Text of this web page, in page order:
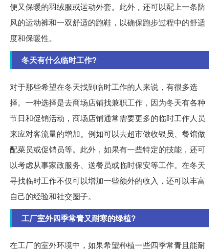
便又保暖的羽绒服或运动外套。此外，还可以配上一条防
风的运动裤和一双舒适的跑鞋，以确保跑步过程中的舒适
度和保暖性。
冬天有什么临时工作?
对于那些希望在冬天找到临时工作的人来说，有很多选
择。一种选择是去商场店铺找兼职工作，因为冬天有各种
节日和促销活动，商场店铺通常需要更多的临时工作人员
来应对客流量的增加。例如可以去超市做收银员、餐馆做
配菜员或促销员等。此外，如果有一些特定的技能，还可
以考虑从事家政服务、送餐员或临时保安等工作。在冬天
寻找临时工作不仅可以增加一些额外的收入，还可以丰富
自己的经验和社交圈子。
工厂室外四季常青又耐寒的绿植?
在工厂的室外环境中，如果希望种植一些四季常青且能耐